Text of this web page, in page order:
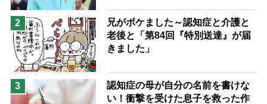
2
兄がボケました～認知症と介護と
老後と「第84回『特別送達』が届
きました」
3
認知症の母が自分の名前を書けな
い！衝撃を受けた息子を救った作